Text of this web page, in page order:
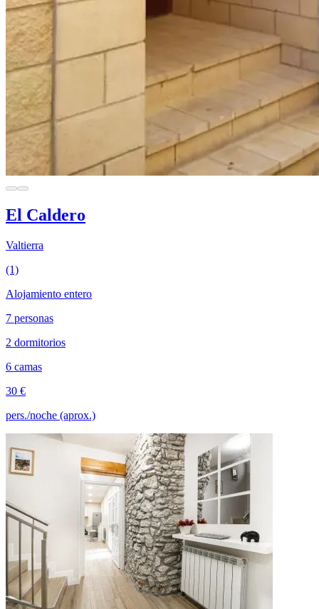
El Caldero
Valtierra
(1)
Alojamiento entero
7 personas
2 dormitorios
6 camas
30 €
pers./noche (aprox.)